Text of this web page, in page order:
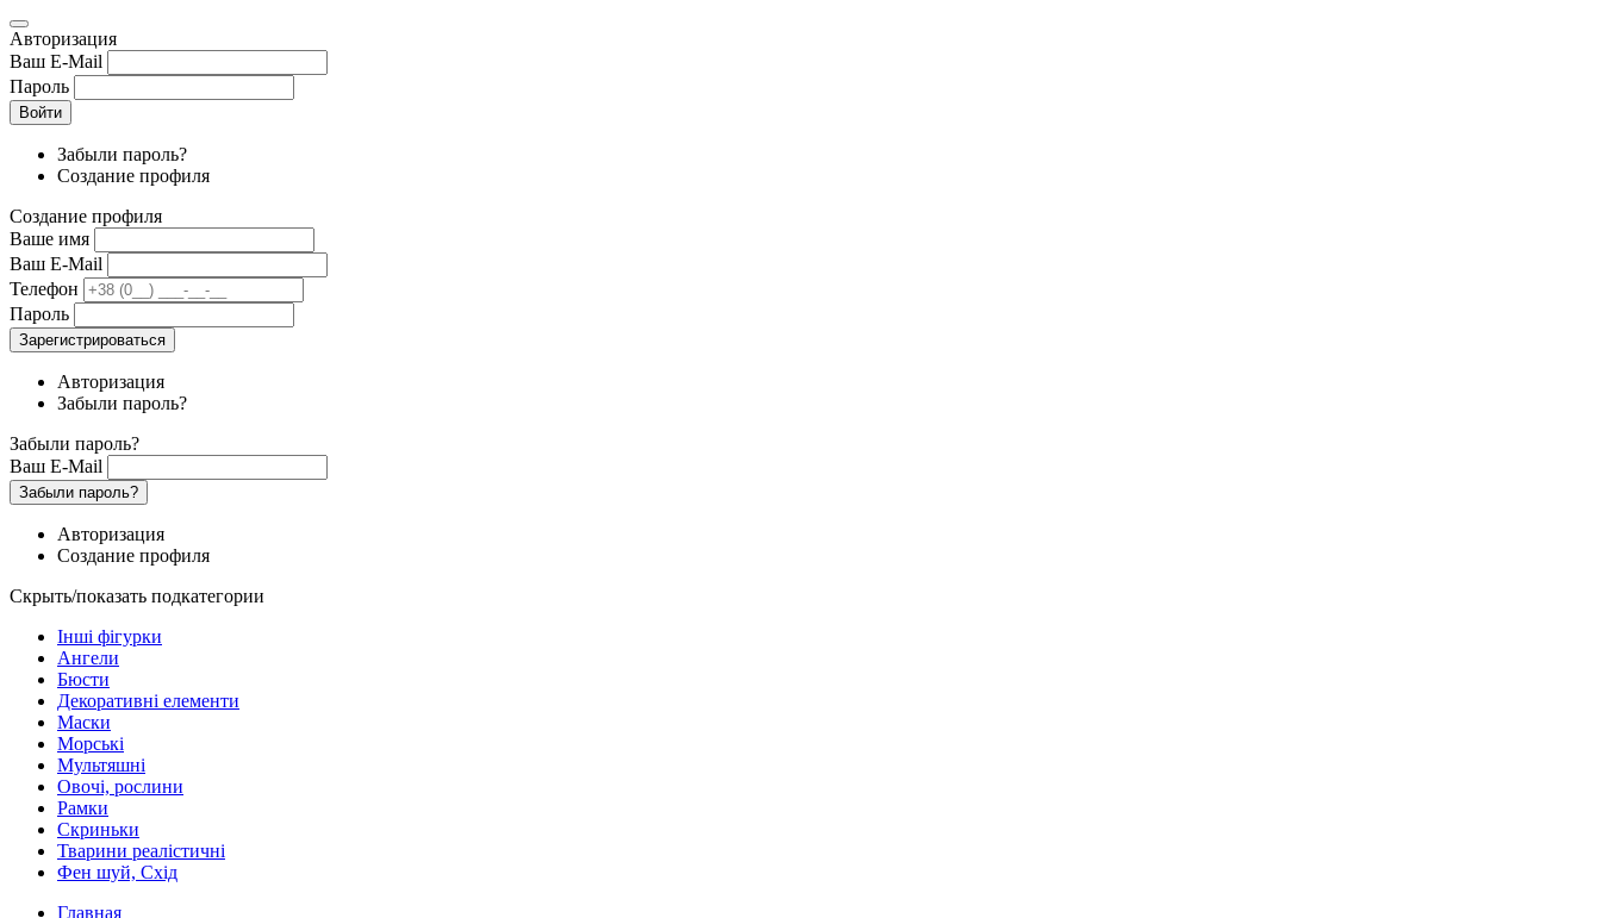
Авторизация
Ваш E-Mail
Пароль
Войти
Забыли пароль?
Создание профиля
Создание профиля
Ваше имя
Ваш E-Mail
Телефон
Пароль
Зарегистрироваться
Авторизация
Забыли пароль?
Забыли пароль?
Ваш E-Mail
Забыли пароль?
Авторизация
Создание профиля
Скрыть/показать подкатегории
Інші фігурки
Ангели
Бюсти
Декоративні елементи
Маски
Морські
Мультяшні
Овочі, рослини
Рамки
Скриньки
Тварини реалістичні
Фен шуй, Схід
Главная